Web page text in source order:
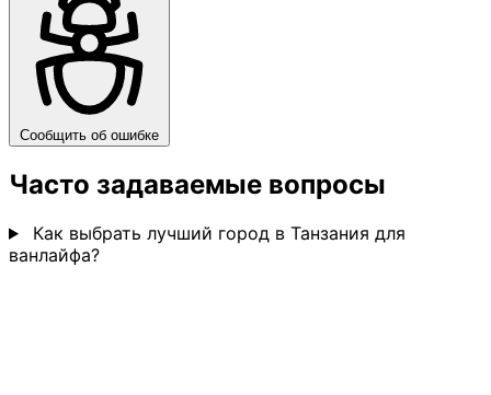
Сообщить об ошибке
Часто задаваемые вопросы
Как выбрать лучший город в Танзания для
ванлайфа?